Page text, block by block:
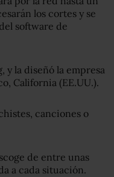
los cortes y se
software de
y la diseñó la empresa
California (EE.UU.).
canciones o
de entre unas
a cada situación.